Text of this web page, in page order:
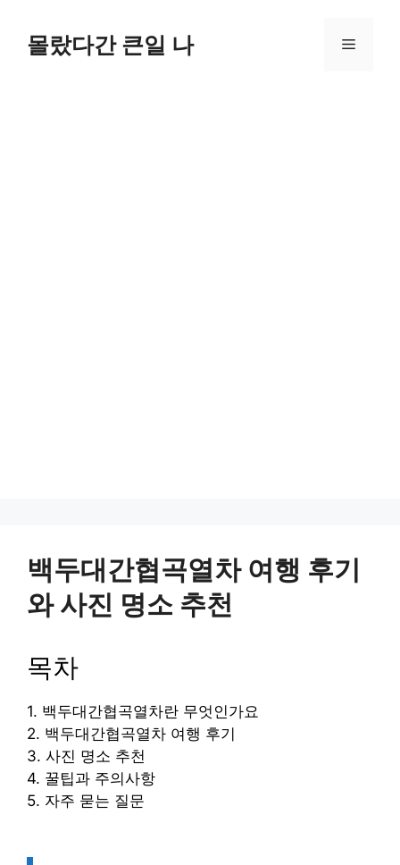
몰랐다간 큰일 나 메
백두대간협곡열차 여행 후기
와 사진 명소 추천
목차
1. 백두대간협곡열차란 무엇인가요
2. 백두대간협곡열차 여행 후기
3. 사진 명소 추천
4. 꿀팁과 주의사항
5. 자주 묻는 질문